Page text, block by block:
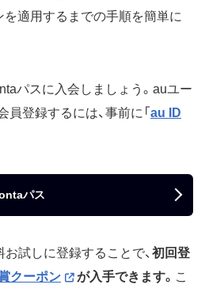
を適用するまでの手順を簡単に
パスに入会しましょう。auユー
登録するには、事前に「 au ID
パス
試しに登録することで、 初回登
クーポン が入手できます。 こ